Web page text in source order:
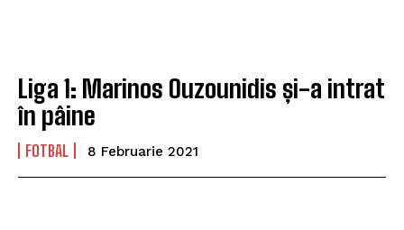
Liga 1: Marinos Ouzounidis și-a intrat
în pâine
FOTBAL 8 Februarie 2021